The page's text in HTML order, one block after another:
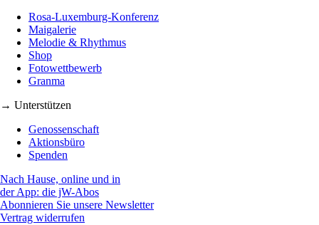
Rosa-Luxemburg-Konferenz
Maigalerie
Melodie & Rhythmus
Shop
Fotowettbewerb
Granma
→ Unterstützen
Genossenschaft
Aktionsbüro
Spenden
Nach Hause, online und in
der App: die jW-Abos
Abonnieren Sie unsere Newsletter
Vertrag widerrufen